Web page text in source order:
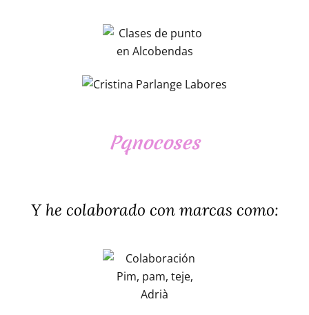
Pqnocoses
Y he colaborado con marcas como: